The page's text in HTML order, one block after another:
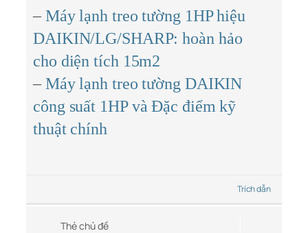
– Máy lạnh treo tường 1HP hiệu
DAIKIN/LG/SHARP: hoàn hảo
cho diện tích 15m2
– Máy lạnh treo tường DAIKIN
công suất 1HP và Đặc điểm kỹ
thuật chính
Trích dẫn
Thẻ chủ đề